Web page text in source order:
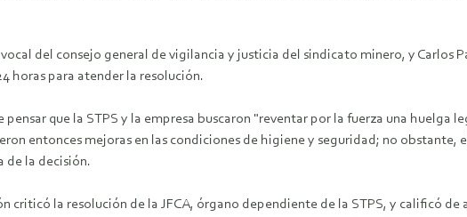
del consejo general de vigilancia y justicia del sindicato minero, y Carlos
horas para atender la resolución.
que la STPS y la empresa buscaron "reventar por la fuerza una huelga
entonces mejoras en las condiciones de higiene y seguridad; no
de la decisión.
criticó la resolución de la JFCA, órgano dependiente de la STPS, y calificó